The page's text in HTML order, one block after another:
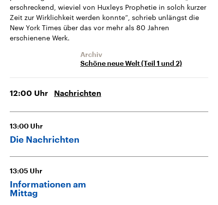
erschreckend, wieviel von Huxleys Prophetie in solch kurzer
Zeit zur Wirklichkeit werden konnte“, schrieb unlängst die
New York Times über das vor mehr als 80 Jahren
erschienene Werk.
Archiv
Schöne neue Welt (Teil 1 und 2)
12:00 Uhr Nachrichten
13:00 Uhr
Die Nachrichten
13:05 Uhr
Informationen am
Mittag